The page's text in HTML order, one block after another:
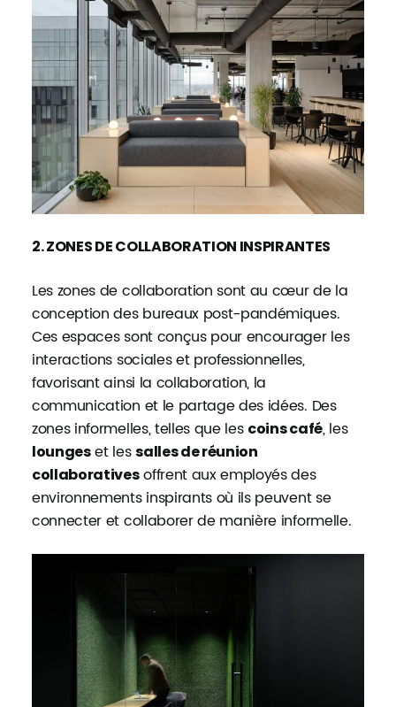
2. ZONES DE COLLABORATION INSPIRANTES
Les zones de collaboration sont au cœur de la
conception des bureaux post-pandémiques.
Ces espaces sont conçus pour encourager les
interactions sociales et professionnelles,
favorisant ainsi la collaboration, la
communication et le partage des idées. Des
zones informelles, telles que les coins café, les
loungeset lessalles de réunion
collaborativesoffrent aux employés des
environnements inspirants où ils peuvent se
connecter et collaborer de manière informelle.